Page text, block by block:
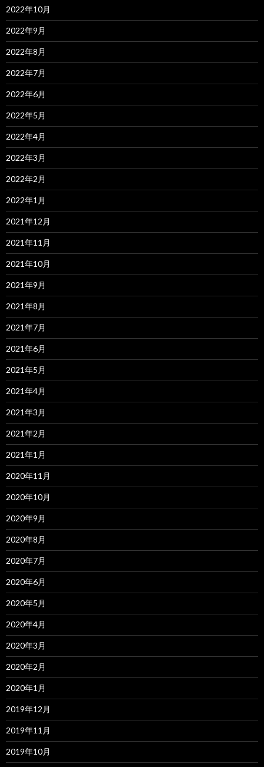
2022年10月
2022年9月
2022年8月
2022年7月
2022年6月
2022年5月
2022年4月
2022年3月
2022年2月
2022年1月
2021年12月
2021年11月
2021年10月
2021年9月
2021年8月
2021年7月
2021年6月
2021年5月
2021年4月
2021年3月
2021年2月
2021年1月
2020年11月
2020年10月
2020年9月
2020年8月
2020年7月
2020年6月
2020年5月
2020年4月
2020年3月
2020年2月
2020年1月
2019年12月
2019年11月
2019年10月